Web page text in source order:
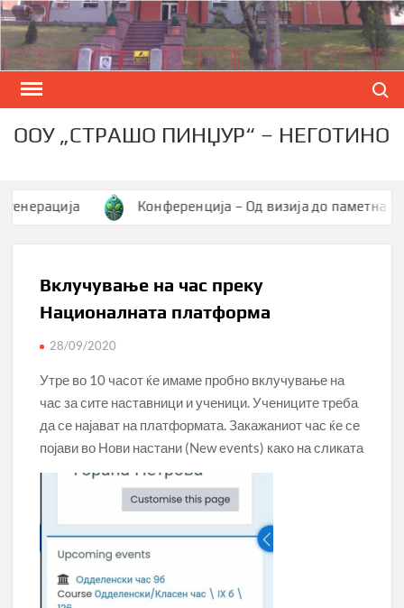
Skip
to
content
ООУ „СТРАШО ПИНЏУР“ – НЕГОТИНО
Конференција – Од визија до паметна
Вклучување на час преку
Националната платформа
28/09/2020
Утре во 10 часот ќе имаме пробно вклучување на
час за сите наставници и ученици. Учениците треба
да се најават на платформата. Закажаниот час ќе се
појави во Нови настани (New events) како на сликата